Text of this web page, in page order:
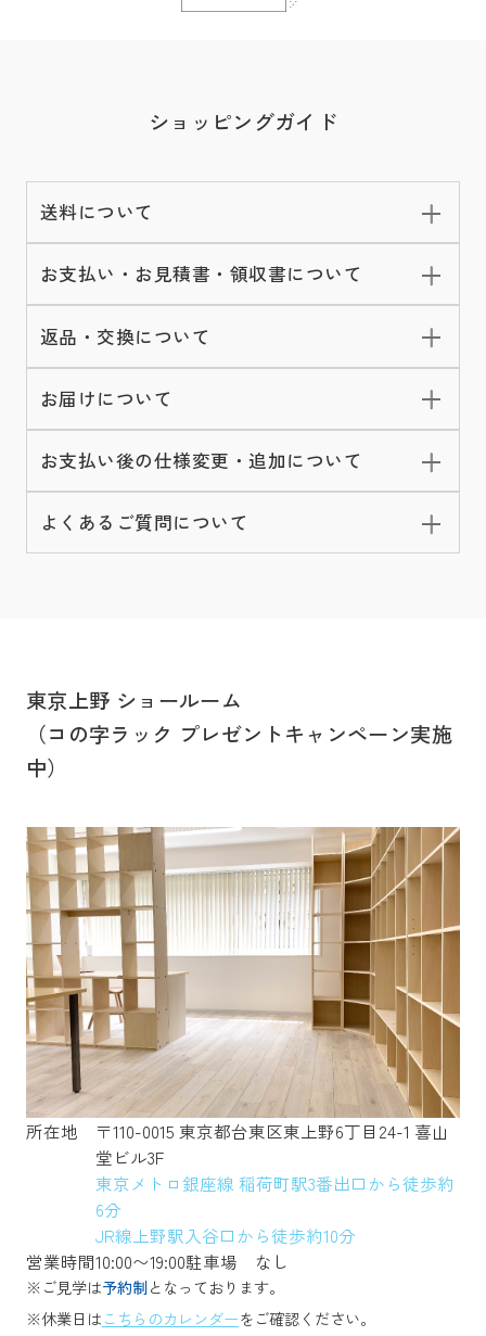
ショッピングガイド
送料について
お支払い・お見積書・領収書について
返品・交換について
お届けについて
お支払い後の仕様変更・追加について
よくあるご質問について
東京上野 ショールーム
（コの字ラック プレゼントキャンペーン実施
中）
所在地
〒110-0015 東京都台東区東上野6丁目24-1 喜山
堂ビル3F
東京メトロ銀座線 稲荷町駅3番出口から徒歩約
6分
JR線上野駅入谷口から徒歩約10分
営業時間10:00〜19:00駐車場 なし
※ご見学は予約制となっております。
※休業日はこちらのカレンダーをご確認ください。